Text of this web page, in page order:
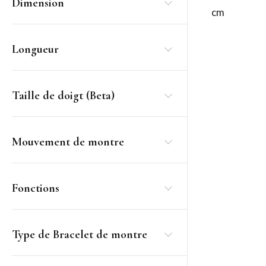
Dimension
Longueur
Taille de doigt (Beta)
Mouvement de montre
Fonctions
Type de Bracelet de montre
cm